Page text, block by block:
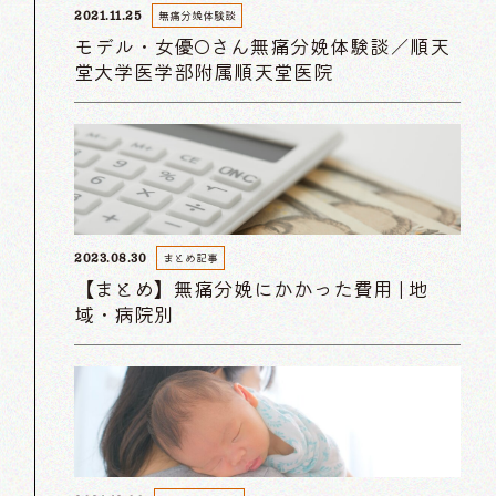
2021.11.25 無痛分娩体験談
モデル・女優Oさん無痛分娩体験談／順天
堂大学医学部附属順天堂医院
2023.08.30 まとめ記事
【まとめ】無痛分娩にかかった費用 | 地
域・病院別